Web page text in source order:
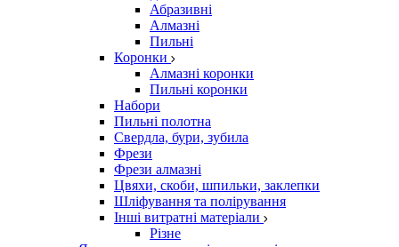
Абразивні
Алмазні
Пильні
Коронки
Алмазні коронки
Пильні коронки
Набори
Пильні полотна
Свердла, бури, зубила
Фрези
Фрези алмазні
Цвяхи, скоби, шпильки, заклепки
Шліфування та полірування
Інші витратні матеріали
Різне